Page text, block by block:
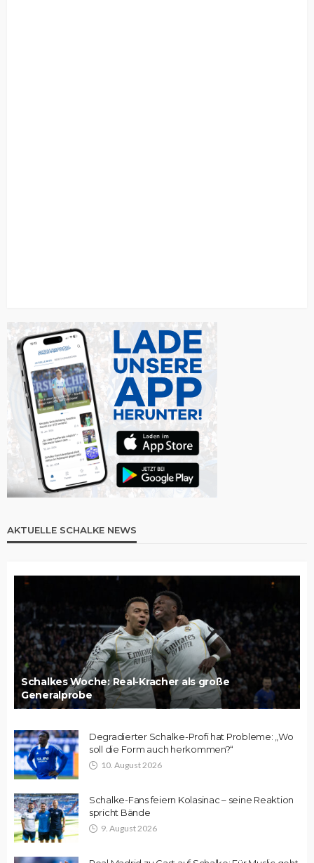
AKTUELLE SCHALKE NEWS
Schalkes Woche: Real-Kracher als große
Generalprobe
Degradierter Schalke-Profi hat Probleme: „Wo
soll die Form auch herkommen?“
10. August 2026
Schalke-Fans feiern Kolasinac – seine Reaktion
spricht Bände
9. August 2026